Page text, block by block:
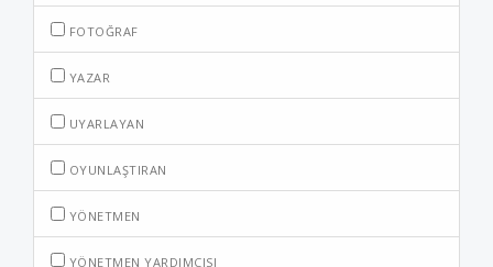
FOTOĞRAF
YAZAR
UYARLAYAN
OYUNLAŞTIRAN
YÖNETMEN
YÖNETMEN YARDIMCISI